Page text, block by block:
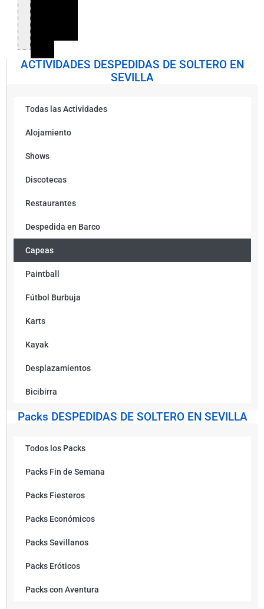
ACTIVIDADES DESPEDIDAS DE SOLTERO EN
SEVILLA
Todas las Actividades
Alojamiento
Shows
Discotecas
Restaurantes
Despedida en Barco
Capeas
Paintball
Fútbol Burbuja
Karts
Kayak
Desplazamientos
Bicibirra
Packs DESPEDIDAS DE SOLTERO EN SEVILLA
Todos los Packs
Packs Fin de Semana
Packs Fiesteros
Packs Económicos
Packs Sevillanos
Packs Eróticos
Packs con Aventura